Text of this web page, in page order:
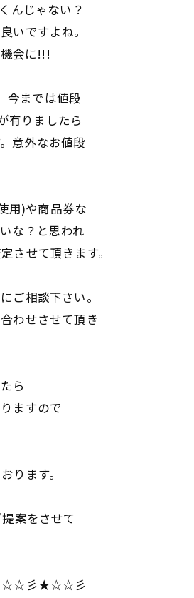
んじゃない？
いですよね。
会に!!!
今までは値段
有りましたら
意外なお値段
用)や商品券な
な？と思われ
させて頂きます。
ご相談下さい。
わせさせて頂き
ら
ますので
ります。
案をさせて
彡★☆☆彡